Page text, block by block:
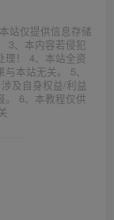
站仅提供信息存储
3、本内容若侵犯
理！ 4、本站全资
本站无关。 5、
及自身权益/利益
。 6、本教程仅供